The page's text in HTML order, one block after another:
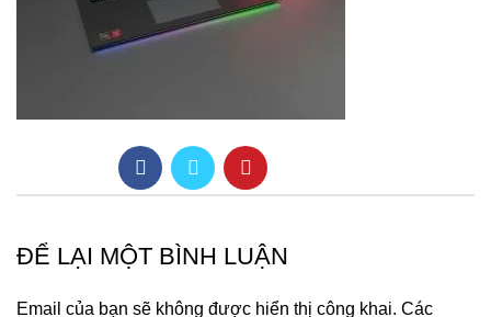
ĐỂ LẠI MỘT BÌNH LUẬN
Email của bạn sẽ không được hiển thị công khai. Các